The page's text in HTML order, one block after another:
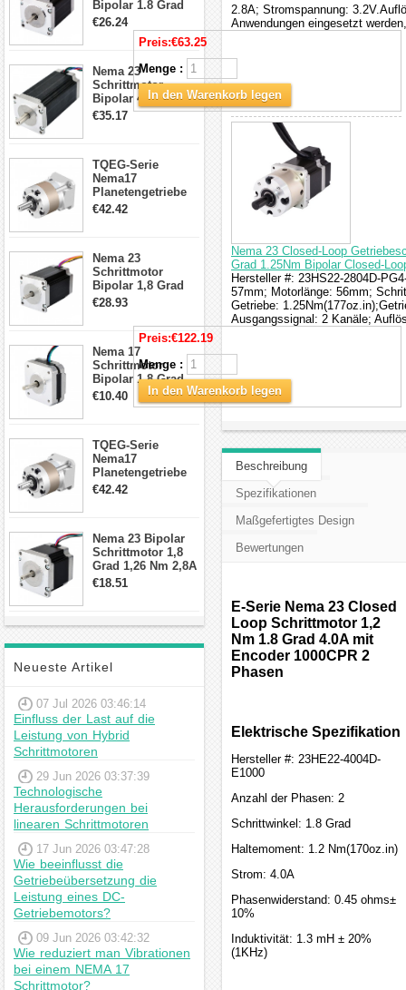
Bipolar 1.8 Grad
1.9Nm 3A 3.36V 4
Drähte CNC
Schrittmotor DIY
€26.24
Nema 23
Schrittmotor
Bipolar 425oz.in
4.2A 57x57x114mm
€35.17
TQEG-Serie
Nema17
Planetengetriebe
5:1 Spiel 15Arc-
€42.42
Nema 23
Schrittmotor
Bipolar 1,8 Grad
2,83Nm 4 A 2,26V
Schrittmotor mit 8
Anschlüssen
€28.93
Nema 17
Schrittmotor
Bipolar 1.8 Grad
8.7Ncm 1A 3.5V 4
Draden Hybrid-
€10.40
TQEG-Serie
Nema17
Planetengetriebe
10:1 Spiel 15Arc-
€42.42
Nema 23 Bipolar
Schrittmotor 1,8
Grad 1,26 Nm 2,8A
2,5V 4 Drähte
€18.51
Neueste Artikel
07 Jul 2026 03:46:14
Einfluss der Last auf die
Leistung von Hybrid
Schrittmotoren
29 Jun 2026 03:37:39
Technologische
Herausforderungen bei
linearen Schrittmotoren
17 Jun 2026 03:47:28
Wie beeinflusst die
Getriebeübersetzung die
Leistung eines DC-
Getriebemotors?
09 Jun 2026 03:42:32
Wie reduziert man Vibrationen
bei einem NEMA 17
Schrittmotor?
2.8A; Stromspannung:
Anwendungen eingesetzt
Preis:€63.25
Menge :
In den Warenkorb legen
Nema 23 Closed-Loop
Grad 1.25Nm Bipolar Closed-
Hersteller #: 23HS22-2804D-
57mm; Motorlänge: 56mm;
Getriebe:
Ausgangssignal: 2 Kanäle;
Preis:€122.19
Menge :
In den Warenkorb legen
Beschreibung
Spezifikationen
Maßgefertigtes Design
Bewertungen
E-Serie Nema 23 Closed
Loop Schrittmotor 1,2
Nm 1.8 Grad 4.0A mit
Encoder 1000CPR 2
Phasen
Elektrische Spezifikation
Hersteller #: 23HE22-4004D-
E1000
Anzahl der Phasen: 2
Schrittwinkel: 1.8 Grad
Haltemoment: 1.2 Nm(170oz.in)
Strom: 4.0A
Phasenwiderstand: 0.45 ohms±
10%
Induktivität: 1.3 mH ± 20%
(1KHz)